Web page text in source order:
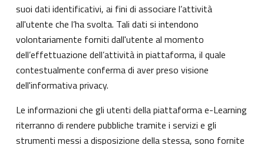
suoi dati identificativi, ai fini di associare l’attività
all'utente che l’ha svolta. Tali dati si intendono
volontariamente forniti dall'utente al momento
dell’effettuazione dell’attività in piattaforma, il quale
contestualmente conferma di aver preso visione
dell'informativa privacy.
Le informazioni che gli utenti della piattaforma e-Learning
riterranno di rendere pubbliche tramite i servizi e gli
strumenti messi a disposizione della stessa, sono fornite